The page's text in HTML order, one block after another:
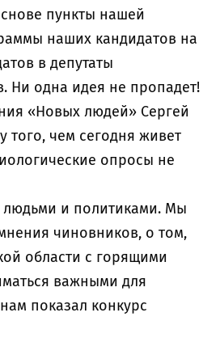
пункты нашей
наших кандидатов на
в депутаты
Ни одна идея не пропадет!
«Новых людей» Сергей
того, чем сегодня живет
опросы не
и политиками. Мы
чиновников, о том,
области с горящими
важными для
показал конкурс